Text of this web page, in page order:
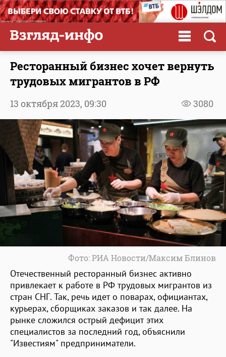
Ресторанный бизнес хочет вернуть
трудовых мигрантов в РФ
3080
13 октября 2023, 09:30
Фото: РИА Новости/Максим Блинов
Отечественный ресторанный бизнес активно
привлекает к работе в РФ трудовых мигрантов из
стран СНГ. Так, речь идет о поварах, официантах,
курьерах, сборщиках заказов и так далее. На
рынке сложился острый дефицит этих
специалистов за последний год, объяснили
"Известиям" предприниматели.